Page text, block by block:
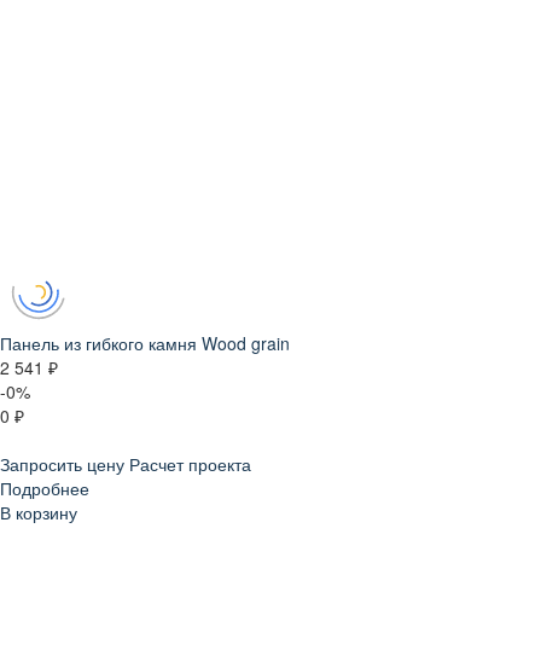
Панель из гибкого камня Wood grain
2 541 ₽
-0%
0 ₽
Запросить цену Расчет проекта
Подробнее
В корзину